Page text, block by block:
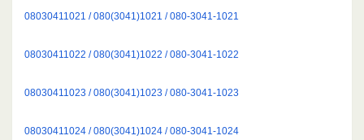
08030411021 / 080(3041)1021 / 080-3041-1021
08030411022 / 080(3041)1022 / 080-3041-1022
08030411023 / 080(3041)1023 / 080-3041-1023
08030411024 / 080(3041)1024 / 080-3041-1024